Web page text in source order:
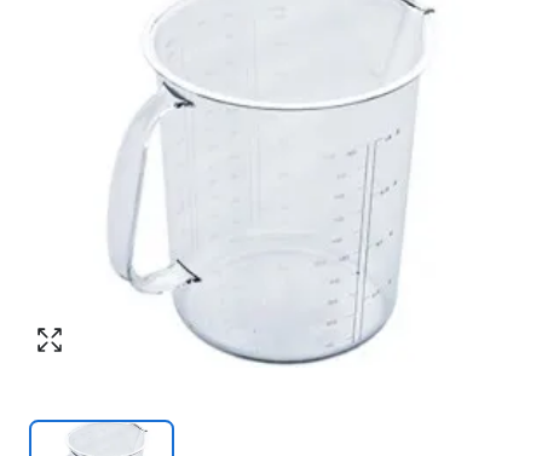
Согласен с обработкой персональных
конфиденциальности
ПЕРЕЗВОНИТЕ МНЕ
Согласен с обработкой персональных
данных в соответствии с
политикой
КУПИТЬ